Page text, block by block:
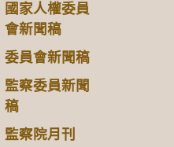
國家人權委員
會新聞稿
委員會新聞稿
監察委員新聞
稿
監察院月刊